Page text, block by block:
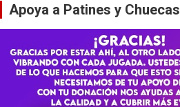
Apoya a Patines y Chuecas